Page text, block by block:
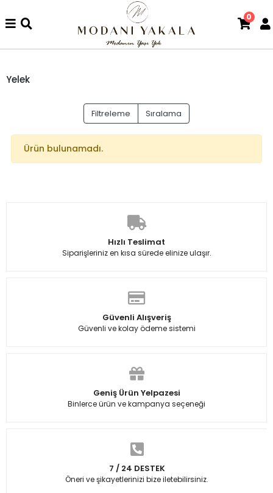
0
Yelek
Filtreleme Sıralama
Ürün bulunamadı.
Hızlı Teslimat
Siparişleriniz en kısa sürede elinize ulaşır.
Güvenli Alışveriş
Güvenli ve kolay ödeme sistemi
Geniş Ürün Yelpazesi
Binlerce ürün ve kampanya seçeneği
7 / 24 DESTEK
Öneri ve şikayetlerinizi bize iletebilirsiniz.